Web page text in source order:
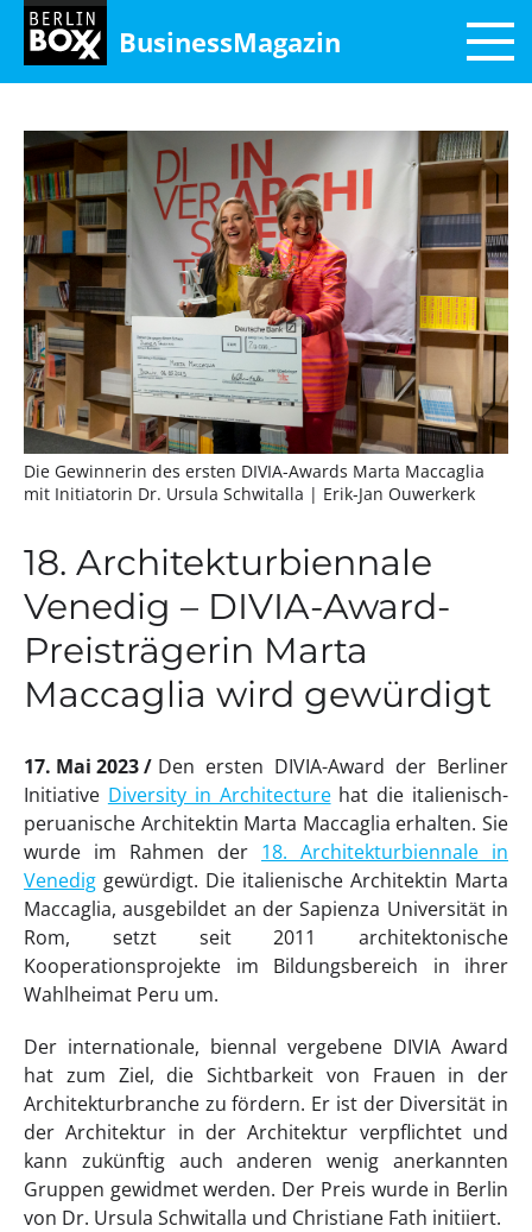
BusinessMagazin
Die Gewinnerin des ersten DIVIA-Awards Marta Maccaglia
mit Initiatorin Dr. Ursula Schwitalla | Erik-Jan Ouwerkerk
18. Architekturbiennale
Venedig – DIVIA-Award-
Preisträgerin Marta
Maccaglia wird gewürdigt
17. Mai 2023
Den ersten DIVIA-Award der Berliner
Initiative Diversity in Architecturehat die italienisch-
peruanische Architektin Marta Maccaglia erhalten. Sie
wurde im Rahmen der 18. Architekturbiennale in
Venedig gewürdigt. Die italienische Architektin Marta
Maccaglia, ausgebildet an der Sapienza Universität in
Rom, setzt seit 2011 architektonische
Kooperationsprojekte im Bildungsbereich in ihrer
Wahlheimat Peru um.
Der internationale, biennal vergebene DIVIA Award
hat zum Ziel, die Sichtbarkeit von Frauen in der
Architekturbranche zu fördern. Er ist der Diversität in
der Architektur in der Architektur verpflichtet und
kann zukünftig auch anderen wenig anerkannten
Gruppen gewidmet werden. Der Preis wurde in Berlin
von Dr. Ursula Schwitalla und Christiane Fath initiiert.